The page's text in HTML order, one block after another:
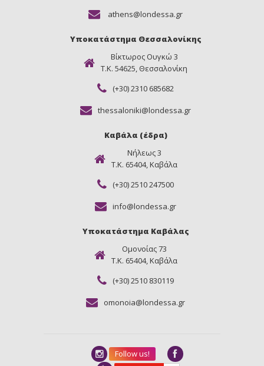
athens@londessa.gr
Υποκατάστημα Θεσσαλονίκης
Βίκτωρος Ουγκώ 3
Τ.Κ. 54625, Θεσσαλονίκη
(+30) 2310 685682
thessaloniki@londessa.gr
Καβάλα (έδρα)
Νήλεως 3
Τ.Κ. 65404, Καβάλα
(+30) 2510 247500
info@londessa.gr
Υποκατάστημα Καβάλας
Ομονοίας 73
Τ.Κ. 65404, Καβάλα
(+30) 2510 830119
omonoia@londessa.gr
Follow us!